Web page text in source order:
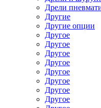
Дрели
Другие
Другие опции
Другое
Другое
Другое
Другое
Другое
Другое
Другое
Другое